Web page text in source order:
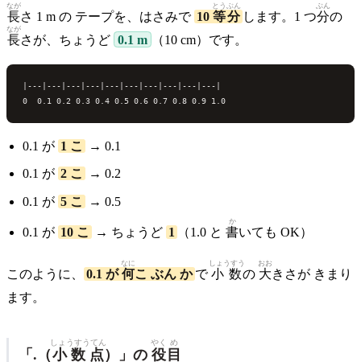
長
なが
さ 1 m の テープを、はさみで 10 等分
とうぶん
します。1 つ分
ぶん
の
長
なが
さが、ちょうど 0.1 m （10 cm）です。
|---|---|---|---|---|---|---|---|---|---|
0.1 が 1 こ → 0.1
0.1 が 2 こ → 0.2
0.1 が 5 こ → 0.5
0.1 が 10 こ → ちょうど 1 （1.0 と 書
か
いても OK）
このように、 0.1 が何
なに
こ ぶん か で小数
しょうすう
の 大
おお
きさが きまり
ます。
「.（小数点
しょうすうてん
）」の 役
やく
目
め